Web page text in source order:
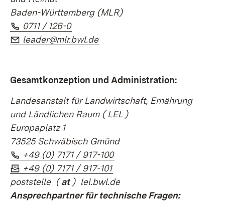
Baden-Württemberg (MLR)
Telefon:
0711 / 126-0(Öffnet in neuem Fenster)
E-Mail:
leader@mlr.bwl.de(Öffnet in neuem Fenster)
Gesamtkonzeption und Administration:
Landesanstalt für Landwirtschaft, Ernährung
und Ländlichen Raum (LEL)
Europaplatz 1
73525 Schwäbisch Gmünd
Telefon:
+49 (0) 7171 / 917-100(Öffnet in neuem Fenster)
Fax:
+49 (0) 7171 / 917-101(Öffnet in neuem Fenster)
poststelle(at) lel.bwl.de
Ansprechpartner für technische Fragen: